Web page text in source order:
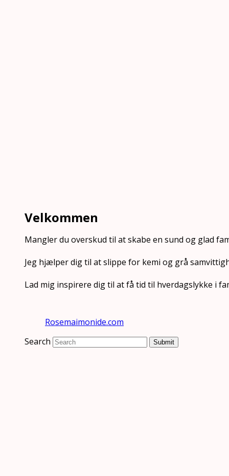
Velkommen
Mangler du overskud til at skabe en sund og glad
Jeg hjælper dig til at slippe for kemi og grå
Lad mig inspirere dig til at få tid til hverdagslykke i
Rosemaimonide.com
Search
Submit